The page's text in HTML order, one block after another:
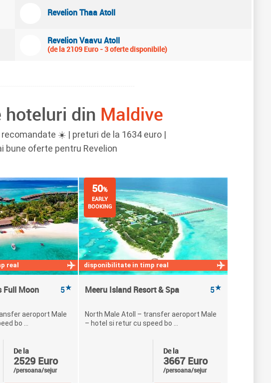
Revelion Thaa Atoll
Revelion Vaavu Atoll
(de la 2109 Euro - 3 oferte disponibile)
hoteluri din Maldive
☀️ | preturi de la 1634 euro |
bune oferte pentru Revelion
real
Full Moon 5★
aeroport Male
bo ...
De la
2529 Euro
/persoana/sejur
disponibilitate in timp real
Meeru Island Resort & Spa 5★
North Male Atoll – transfer aeroport Male
– hotel si retur cu speed bo ...
De la
3667 Euro
/persoana/sejur
50%
EARLY
BOOKING